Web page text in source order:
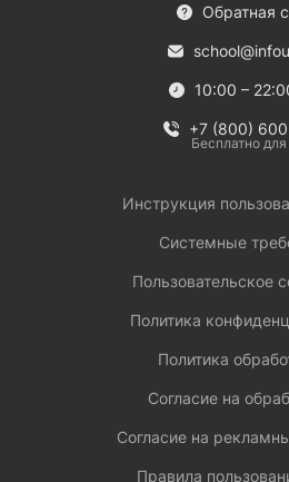
Обратная
10:00 –
+7 (800)
Бесплатно
Инструкция
Системные
Пользовательское
Политика
Политика
Согласие на
Согласие на
Правила